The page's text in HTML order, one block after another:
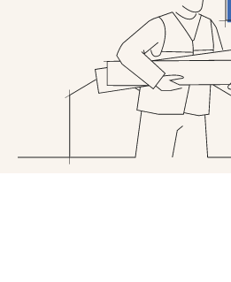
Le portillon en aluminium offre
pour répondre à tous les
modernes aux solutions sur-
votre choix, l'
aluminium
vie et une esthétique